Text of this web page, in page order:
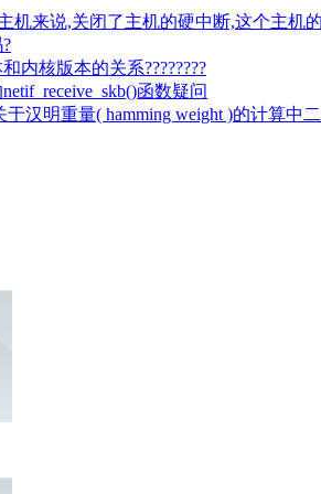
机来说,关闭了主机的硬中断,这个主机
内核版本的关系????????
函数疑问
汉明重量( hamming weight )的计算中